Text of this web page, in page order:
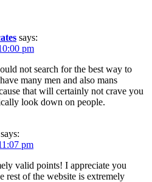
says:
pm
not search for the best way to
many men and also mans
that will certainly not crave you
look down on people.
says:
pm
valid points! I appreciate you
rest of the website is extremely